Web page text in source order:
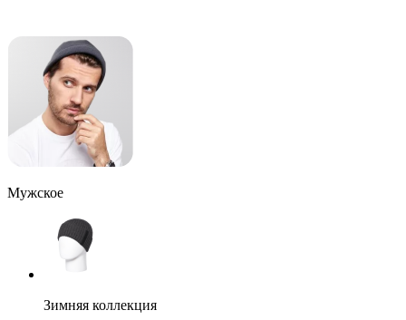
Мужское
Зимняя коллекция